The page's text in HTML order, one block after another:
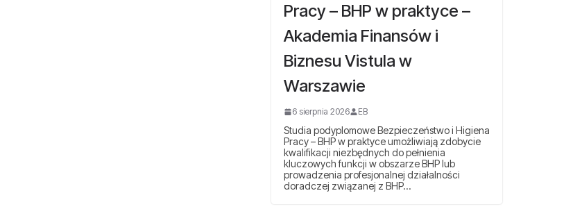
Pracy – BHP w praktyce –
Akademia Finansów i
Biznesu Vistula w
Warszawie
6 sierpnia 2026 EB
Studia podyplomowe Bezpieczeństwo i Higiena
Pracy – BHP w praktyce umożliwiają zdobycie
kwalifikacji niezbędnych do pełnienia
kluczowych funkcji w obszarze BHP lub
prowadzenia profesjonalnej działalności
doradczej związanej z BHP…